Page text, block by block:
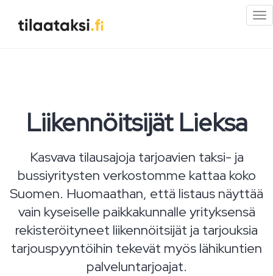
Liikennöitsijät Lieksa
Kasvava tilausajoja tarjoavien taksi- ja
bussiyritysten verkostomme kattaa koko
Suomen. Huomaathan, että listaus näyttää
vain kyseiselle paikkakunnalle yrityksensä
rekisteröityneet liikennöitsijät ja tarjouksia
tarjouspyyntöihin tekevät myös lähikuntien
palveluntarjoajat.